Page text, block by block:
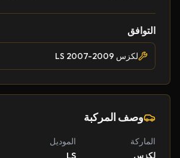
التوافق
لكزس LS 2007-2009
وصف المركبة
الماركة
الموديل